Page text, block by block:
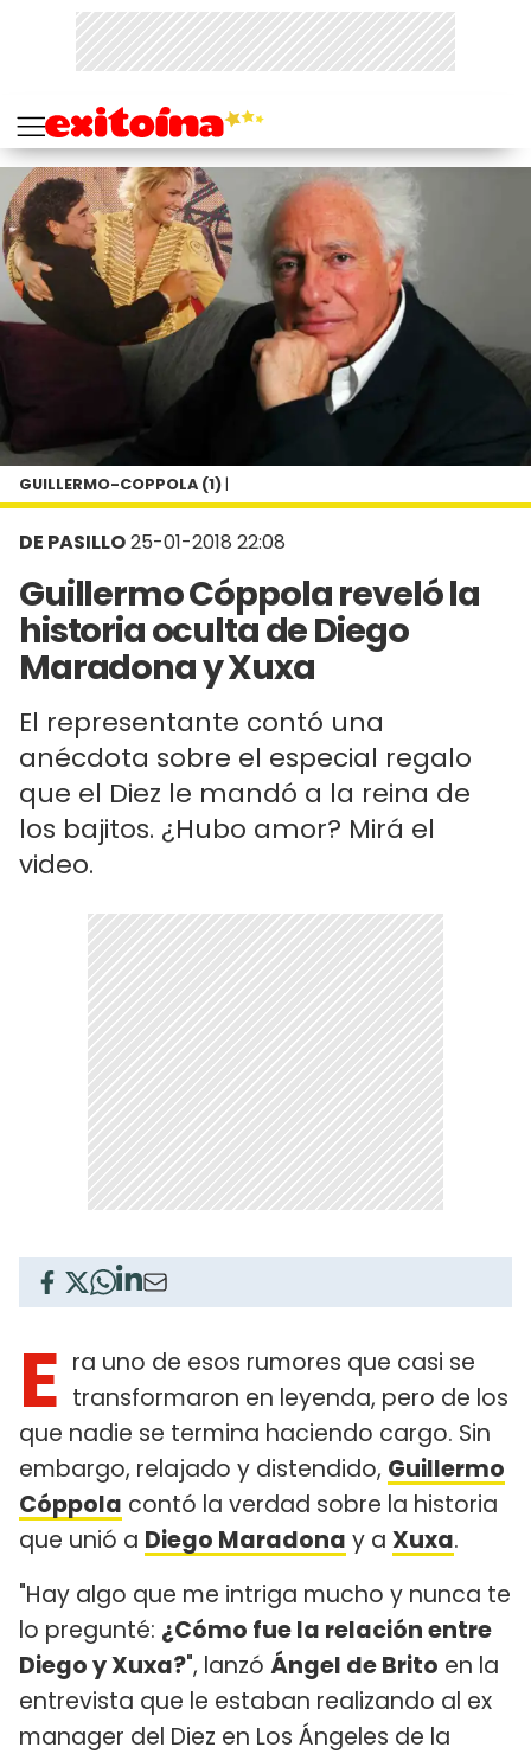
DE PASILLO25-01-2018 22:08
Guillermo Cóppola reveló la
historia oculta de Diego
Maradona y Xuxa
El representante contó una
anécdota sobre el especial regalo
que el Diez le mandó a la reina de
los bajitos. ¿Hubo amor? Mirá el
video.
GUILLERMO-COPPOLA (1) |
E ra uno de esos rumores que casi se
transformaron en leyenda, pero de los
que nadie se termina haciendo cargo. Sin
embargo, relajado y distendido, Guillermo
Cóppola contó la verdad sobre la historia
que unió a Diego Maradona y a Xuxa.
"Hay algo que me intriga mucho y nunca te
lo pregunté: ¿Cómo fue la relación entre
Diego y Xuxa?", lanzó Ángel de Brito en la
entrevista que le estaban realizando al ex
manager del Diez en Los Ángeles de la